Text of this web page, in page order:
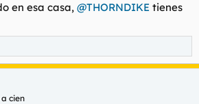
en esa casa, @THORNDIKE tienes
cien